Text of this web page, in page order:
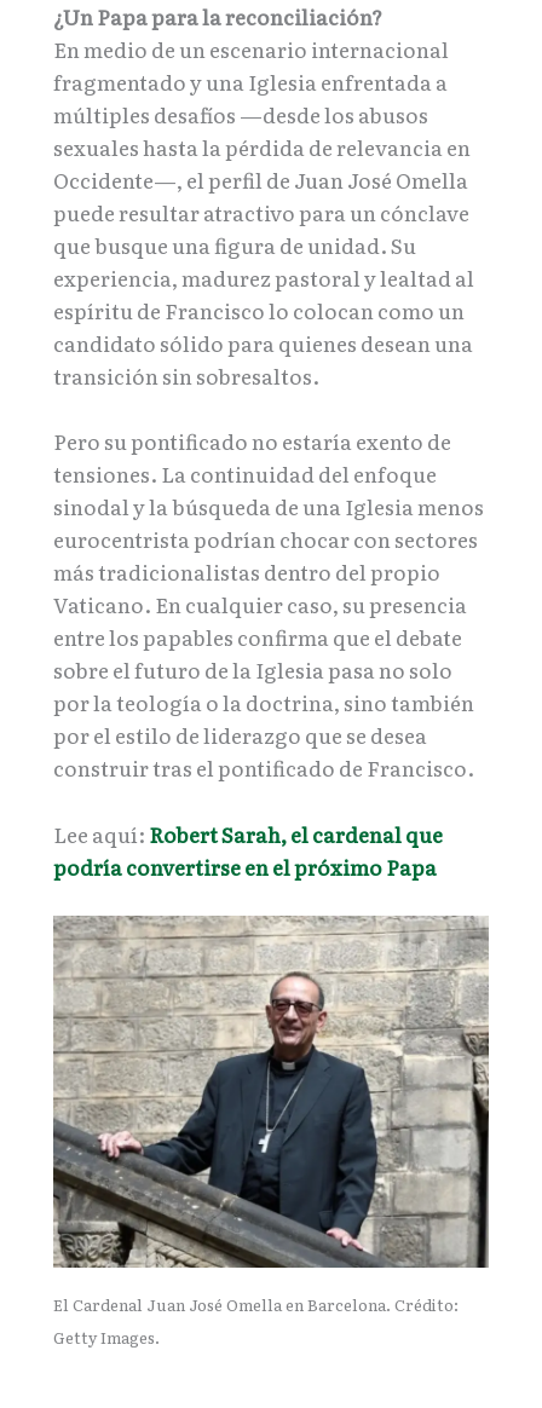
¿Un Papa para la reconciliación?
En medio de un escenario internacional
fragmentado y una Iglesia enfrentada a
múltiples desafíos —desde los abusos
sexuales hasta la pérdida de relevancia en
Occidente—, el perfil de Juan José Omella
puede resultar atractivo para un cónclave
que busque una figura de unidad. Su
experiencia, madurez pastoral y lealtad al
espíritu de Francisco lo colocan como un
candidato sólido para quienes desean una
transición sin sobresaltos.
Pero su pontificado no estaría exento de
tensiones. La continuidad del enfoque
sinodal y la búsqueda de una Iglesia menos
eurocentrista podrían chocar con sectores
más tradicionalistas dentro del propio
Vaticano. En cualquier caso, su presencia
entre los papables confirma que el debate
sobre el futuro de la Iglesia pasa no solo
por la teología o la doctrina, sino también
por el estilo de liderazgo que se desea
construir tras el pontificado de Francisco.
Lee aquí: Robert Sarah, el cardenal que
podría convertirse en el próximo Papa
El Cardenal Juan José Omella en Barcelona. Crédito:
Getty Images.